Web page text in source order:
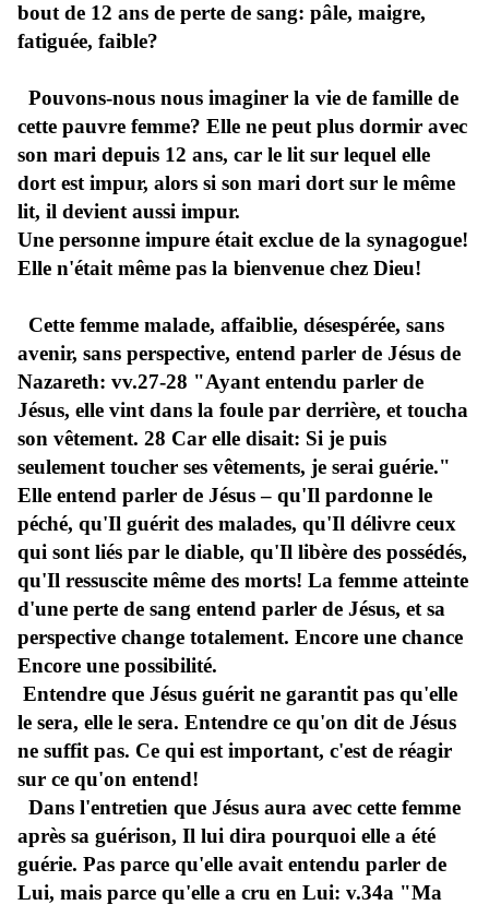
bout de 12 ans de perte de sang: pâle, maigre,
fatiguée, faible?
Pouvons-nous nous imaginer la vie de famille de
cette pauvre femme? Elle ne peut plus dormir avec
son mari depuis 12 ans, car le lit sur lequel elle
dort est impur, alors si son mari dort sur le même
lit, il devient aussi impur.
Une personne impure était exclue de la synagogue!
Elle n'était même pas la bienvenue chez Dieu!
Cette femme malade, affaiblie, désespérée, sans
avenir, sans perspective, entend parler de Jésus de
Nazareth: vv.27-28 "Ayant entendu parler de
Jésus, elle vint dans la foule par derrière, et toucha
son vêtement. 28 Car elle disait: Si je puis
seulement toucher ses vêtements, je serai guérie."
Elle entend parler de Jésus – qu'Il pardonne le
péché, qu'Il guérit des malades, qu'Il délivre ceux
qui sont liés par le diable, qu'Il libère des possédés,
qu'Il ressuscite même des morts! La femme atteinte
d'une perte de sang entend parler de Jésus, et sa
perspective change totalement. Encore une chance
Encore une possibilité.
Entendre que Jésus guérit ne garantit pas qu'elle
le sera, elle le sera. Entendre ce qu'on dit de Jésus
ne suffit pas. Ce qui est important, c'est de réagir
sur ce qu'on entend!
Dans l'entretien que Jésus aura avec cette femme
après sa guérison, Il lui dira pourquoi elle a été
guérie. Pas parce qu'elle avait entendu parler de
Lui, mais parce qu'elle a cru en Lui: v.34a "Ma